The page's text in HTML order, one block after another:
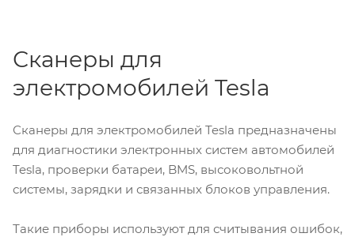
Сканеры для
электромобилей Tesla
Сканеры для электромобилей Tesla предназначены
для диагностики электронных систем автомобилей
Tesla, проверки батареи, BMS, высоковольтной
системы, зарядки и связанных блоков управления.
Такие приборы используют для считывания ошибок,